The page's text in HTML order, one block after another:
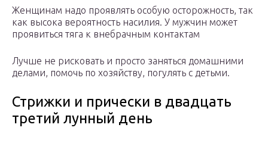
Женщинам надо проявлять особую осторожность, так
как высока вероятность насилия. У мужчин может
проявиться тяга к внебрачным контактам
Лучше не рисковать и просто заняться домашними
делами, помочь по хозяйству, погулять с детьми.
Стрижки и прически в двадцать
третий лунный день